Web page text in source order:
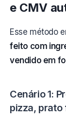
e CMV
Esse método
feito com
vendido em
Cenário 1:
pizza, prato